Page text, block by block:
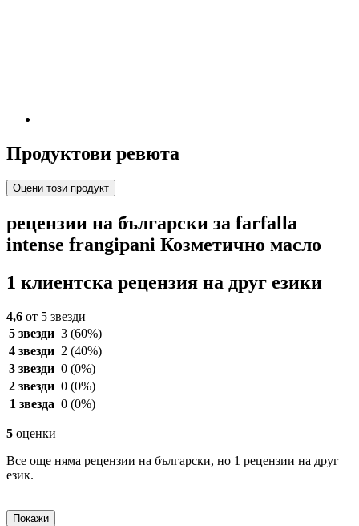
Продуктови ревюта
Оцени този продукт
рецензии на български за farfalla
intense frangipani Козметично масло
1 клиентска рецензия на друг езики
4,6 от 5 звезди
5 звезди 3 (60%)
4 звезди 2 (40%)
3 звезди 0 (0%)
2 звезди 0 (0%)
1 звезда 0 (0%)
5 оценки
Все още няма рецензии на български, но 1 рецензии на друг
език.
Покажи